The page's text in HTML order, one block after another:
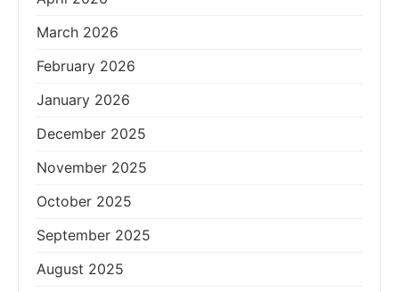
March 2026
February 2026
January 2026
December 2025
November 2025
October 2025
September 2025
August 2025